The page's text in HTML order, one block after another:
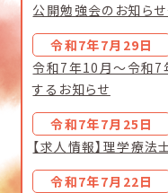
公開勉強会のお知らせ
令和7年7月29日
令和7年10月～令和7
するお知らせ
令和7年7月25日
【求人情報】理学療法
令和7年7月22日